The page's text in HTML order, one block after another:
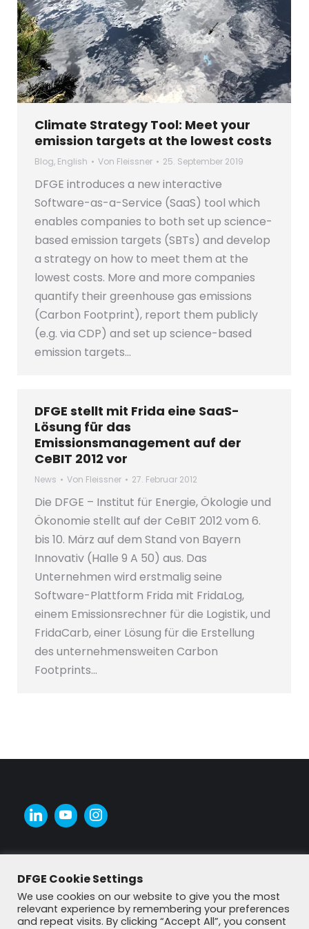
Climate Strategy Tool: Meet your
emission targets at the lowest costs
Blog, English Von Fleissner 25. September 2019
DFGE introduces a new interactive
Software-as-a-Service (SaaS) tool which
enables companies to both set up science-
based emission targets (SBTs) and develop
a strategy on how to meet them at the
lowest costs. More and more companies
quantify their greenhouse gas emissions
(Carbon Footprint), report them publicly
(e.g. via CDP) and set up science-based
emission targets…
DFGE stellt mit Frida eine SaaS-
Lösung für das
Emissionsmanagement auf der
CeBIT 2012 vor
News Von Fleissner 27. Februar 2012
Die DFGE – Institut für Energie, Ökologie und
Ökonomie stellt auf der CeBIT 2012 vom 6.
bis 10. März auf dem Stand von Bayern
Innovativ (Halle 9 A 50) aus. Das
Unternehmen wird erstmalig seine
Software-Plattform Frida mit FridaLog,
einem Emissionsrechner für die Logistik, und
FridaCarb, einer Lösung für die Erstellung
des unternehmensweiten Carbon
Footprints…
DFGE Cookie Settings
We use cookies on our website to give you the most
relevant experience by remembering your preferences
and repeat visits. By clicking “Accept All”, you consent